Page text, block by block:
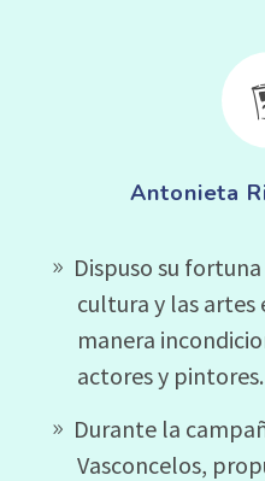
Antonieta
Dispuso su
cultura y las artes
manera
actores y pintores.
Durante la
Vasconcelos,